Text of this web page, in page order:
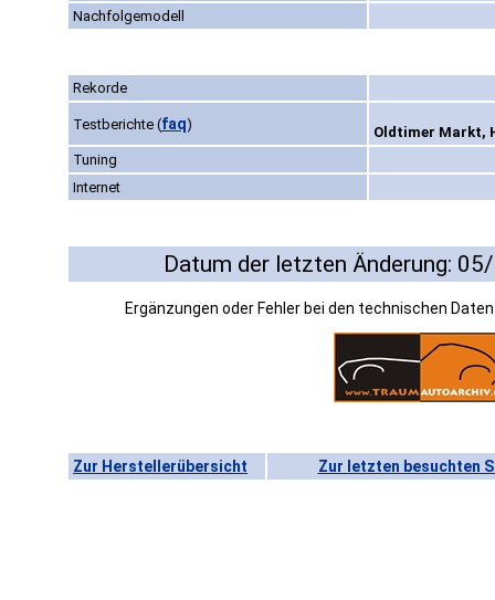
Nachfolgemodell
Rekorde
Testberichte (faq)
Oldtimer Markt,
Tuning
Internet
Datum der letzten Änderung:
Ergänzungen oder Fehler bei den technischen
Zur Herstellerübersicht Zur letzten besuchten